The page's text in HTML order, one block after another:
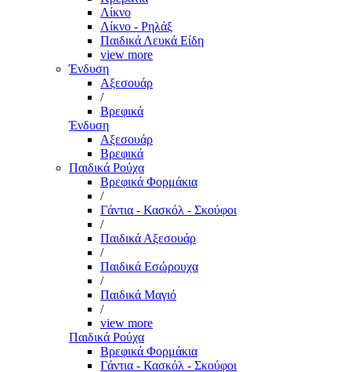
Λίκνο
Λίκνο - Ρηλάξ
Παιδικά Λευκά Είδη
view more
Ένδυση
Αξεσουάρ
/
Βρεφικά
Ένδυση
Αξεσουάρ
Βρεφικά
Παιδικά Ρούχα
Βρεφικά Φορμάκια
/
Γάντια - Κασκόλ - Σκούφοι
/
Παιδικά Αξεσουάρ
/
Παιδικά Εσώρουχα
/
Παιδικά Μαγιό
/
view more
Παιδικά Ρούχα
Βρεφικά Φορμάκια
Γάντια - Κασκόλ - Σκούφοι